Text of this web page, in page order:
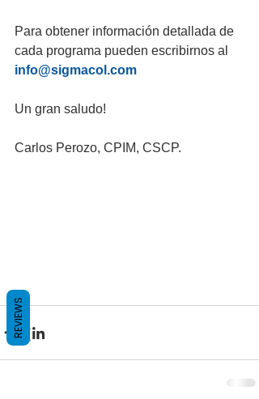
Para obtener información detallada de
cada programa pueden escribirnos al
info@sigmacol.com
Un gran saludo!
Carlos Perozo, CPIM, CSCP.
REVIEWS